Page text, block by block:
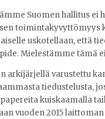
Suomen hallitus ei
toimintakyvyttömyys
uskotellaan, että
Mielestämme tämä
arkijärjellä varustettu
tiedustelusta,
kuiskaamalla
vuoden 2015